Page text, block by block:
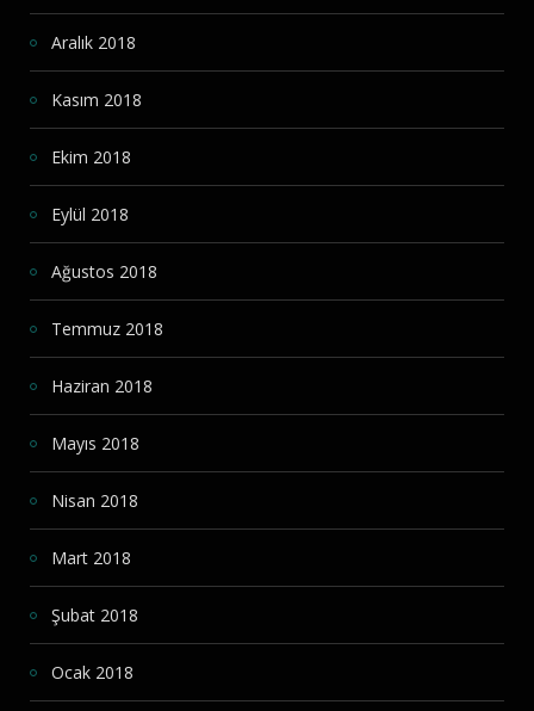
Aralık 2018
Kasım 2018
Ekim 2018
Eylül 2018
Ağustos 2018
Temmuz 2018
Haziran 2018
Mayıs 2018
Nisan 2018
Mart 2018
Şubat 2018
Ocak 2018